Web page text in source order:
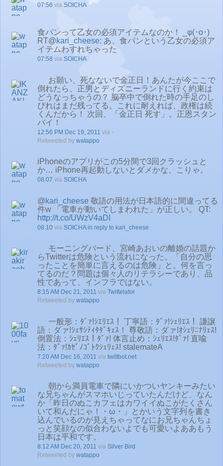
07:56 via SOICHA
食パンって乙女の必須アイテムなのか！ _φ(･o･)
RT@kari_cheese: あ、食パンという乙女の必須ア
イテムわすれちゃった
07:58 via SOICHA
お願い、死なないで金正日！あんたが今ここで
倒れたら、正男とディズニーランドに行く約束は
どうなっちゃうの？ 脳卒中で倒れた時の手足のし
びれはまだ残ってる。これに耐えれば、政権は続
くんだから！ 次回、「金正日 死す」。正恩スタン
バイ！
12:56 PM Dec 19, 2011 via -
Retweeted by watappo
iPhoneのアプリがこの5分間で3回クラッシュと
か… iPhone再起動しないとダメかな、こりゃ。
08:07 via SOICHA
@kari_cheese 敬語の用法が日本語的に間違ってる
件w 「電車が動いてしまわれた」が正しい。 QT:
http://t.co/UWzV4aDI
08:10 via SOICHA in reply to kari_cheese
モーニングバード、宮崎あおいの離婚の話題か
らTwitterは危険という流れになった。「自分の思
ったことを簡単に言えるのは危険」と。何を言っ
てるのだ？問題は個々人のリテラシーであり、品
性であって、インフラではない。
8:15 AM Dec 21, 2011 via Twittelator
Retweeted by watappo
一般形：ﾀﾞｧ!ｼｴﾘｴｽ！ 丁寧語：ﾀﾞｧ!ｼｪﾘｴｽ！ 謙譲
語：ダァ!ｼｪｻｼﾃｨﾀﾀﾞｷｪｽ！ 尊敬語：ダァ!ｵｼｪﾘﾆﾅﾘｪｽ!
倒置法：ｼｪﾘｴｽ！ﾀﾞｧ! 体言止め：ｼｪﾘｴｽ!ﾀﾞｧ! 直喩
法：ﾀﾞｧ!ｶｾﾞﾉｺﾞﾄｸｼｪﾘｪｽ! stalemateA
7:20 AM Dec 16, 2011 via twittbot.net
Retweeted by watappo
朝から満員電車で隣にいかついヤンキーみたい
な兄ちゃんがスマホいじっていたんだけど、なん
か「昨日のぬこカフェはカワイイぬこがたくさん
いて和んだにゃ！・ω・」とかいう文字列を書き
込んでいるのが見えちゃってなにお兄ちゃんちょ
っと笑顔なの似合わないよでも可愛いよああもう
日本は平和です。
8:12 AM Dec 20, 2011 via Silver Bird
Retweeted by watappo